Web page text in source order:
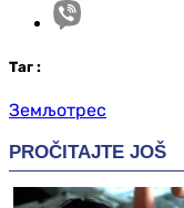
Таг :
Земљотрес